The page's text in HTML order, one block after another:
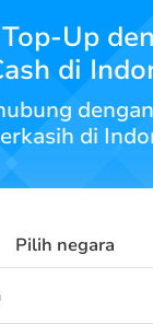
Up
di
di
Pilih negara